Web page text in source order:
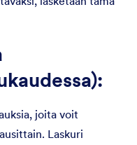
joita voit
Laskuri